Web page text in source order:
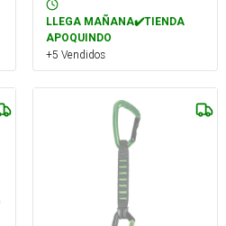
LLEGA MAÑANA✔️TIENDA
APOQUINDO
+5 Vendidos